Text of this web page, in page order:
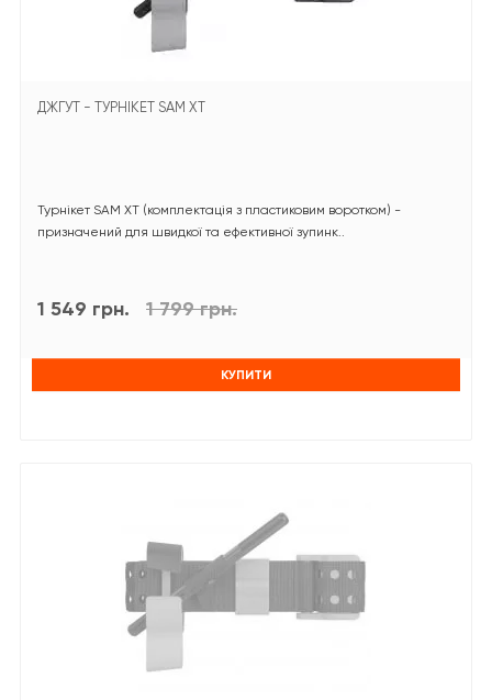
ДЖГУТ - ТУРНІКЕТ SAM XT
Турнікет SAM XT (комплектація з пластиковим воротком) -
призначений для швидкої та ефективної зупинк..
1 549 грн. 1 799 грн.
КУПИТИ